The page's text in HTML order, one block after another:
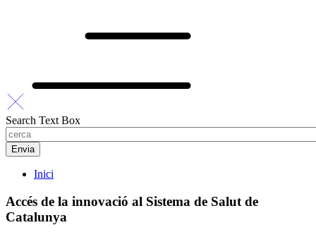
Search Text Box
Inici
Accés de la innovació al Sistema de Salut de
Catalunya